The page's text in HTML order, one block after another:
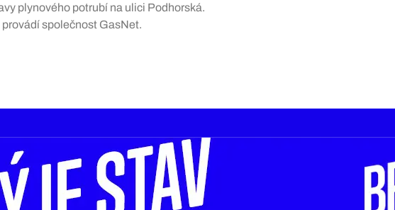
plynového potrubí na ulici Podhorská.
společnost GasNet.